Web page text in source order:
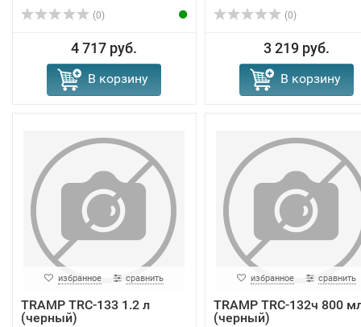
(0)
4 717 руб.
В корзину
(0)
3 219 руб.
В корзину
избранное сравнить
TRAMP TRC-133 1.2 л
(черный)
избранное сравнить
TRAMP TRC-132ч 800
(черный)